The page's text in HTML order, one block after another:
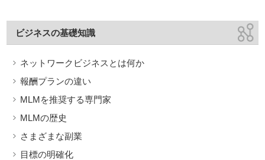
ビジネスの基礎知識
ネットワークビジネスとは何か
報酬プランの違い
MLMを推奨する専門家
MLMの歴史
さまざまな副業
目標の明確化